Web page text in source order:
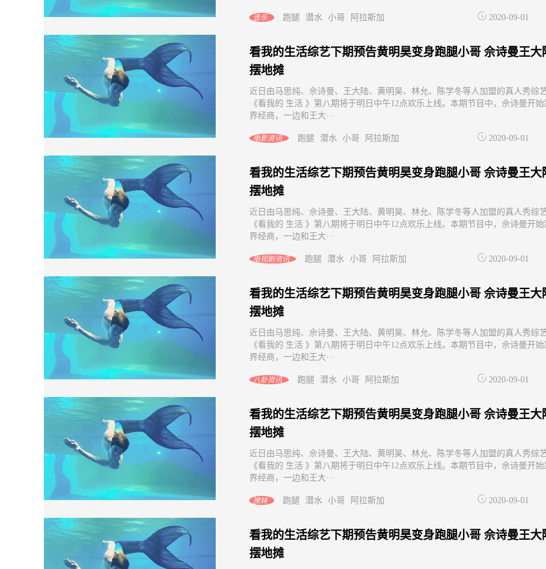
音乐 跑腿 潜水 小哥 阿拉斯加 2020-09-01
看我的生活综艺下期预告黄明昊变身跑腿小哥 佘诗曼王大
摆地摊
近日由马思纯、佘诗曼、王大陆、黄明昊、林允、陈学冬等人加盟的真人秀综
《看我的 生活 》第八期将于明日中午12点欢乐上线。本期节目中，佘诗曼开始
界经商，一边和王大···
电影资讯 跑腿 潜水 小哥 阿拉斯加 2020-09-01
看我的生活综艺下期预告黄明昊变身跑腿小哥 佘诗曼王大
摆地摊
近日由马思纯、佘诗曼、王大陆、黄明昊、林允、陈学冬等人加盟的真人秀综
《看我的 生活 》第八期将于明日中午12点欢乐上线。本期节目中，佘诗曼开始
界经商，一边和王大···
电视剧资讯 跑腿 潜水 小哥 阿拉斯加 2020-09-01
看我的生活综艺下期预告黄明昊变身跑腿小哥 佘诗曼王大
摆地摊
近日由马思纯、佘诗曼、王大陆、黄明昊、林允、陈学冬等人加盟的真人秀综
《看我的 生活 》第八期将于明日中午12点欢乐上线。本期节目中，佘诗曼开始
界经商，一边和王大···
八卦资讯 跑腿 潜水 小哥 阿拉斯加 2020-09-01
看我的生活综艺下期预告黄明昊变身跑腿小哥 佘诗曼王大
摆地摊
近日由马思纯、佘诗曼、王大陆、黄明昊、林允、陈学冬等人加盟的真人秀综
《看我的 生活 》第八期将于明日中午12点欢乐上线。本期节目中，佘诗曼开始
界经商，一边和王大···
撩妹 跑腿 潜水 小哥 阿拉斯加 2020-09-01
看我的生活综艺下期预告黄明昊变身跑腿小哥 佘诗曼王大
摆地摊